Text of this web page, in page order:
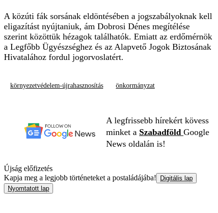
A közúti fák sorsának eldöntésében a jogszabályoknak kell
eligazítást nyújtaniuk, ám Dobrosi Dénes megítélése
szerint közöttük hézagok találhatók. Emiatt az erdőmérnök
a Legfőbb Ügyészséghez és az Alapvető Jogok Biztosának
Hivatalához fordul jogorvoslatért.
környezetvédelem-újrahasznosítás önkormányzat
A legfrissebb hírekért kövess
minket a Szabadföld Google
News oldalán is!
Újság előfizetés
Kapja meg a legjobb történeteket a postaládájába!
Digitális lap
Nyomtatott lap